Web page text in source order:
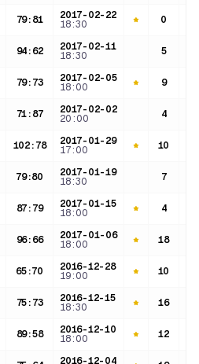
79: 81
2017-02-22
18:30
0
94 : 62
2017-02-11
18:30
5
79: 73
2017-02-05
18:00
9
71 : 87
2017-02-02
20:00
4
102: 78
2017-01-29
17:00
10
79:80
2017-01-19
18:30
7
87 : 79
2017-01-15
18:00
4
96: 66
2017-01-06
18:00
18
65:70
2016-12-28
19:00
10
75 : 73
2016-12-15
18:30
16
89:58
2016-12-10
18:00
12
2016-12-04